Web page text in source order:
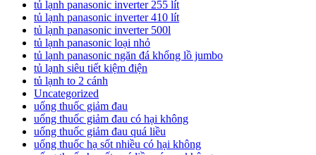
tủ lạnh panasonic inverter 255 lít
tủ lạnh panasonic inverter 410 lít
tủ lạnh panasonic inverter 500l
tủ lạnh panasonic loại nhỏ
tủ lạnh panasonic ngăn đá khổng lồ jumbo
tủ lạnh siêu tiết kiệm điện
tủ lạnh to 2 cánh
Uncategorized
uống thuốc giảm đau
uống thuốc giảm đau có hại không
uống thuốc giảm đau quá liều
uống thuốc hạ sốt nhiều có hại không